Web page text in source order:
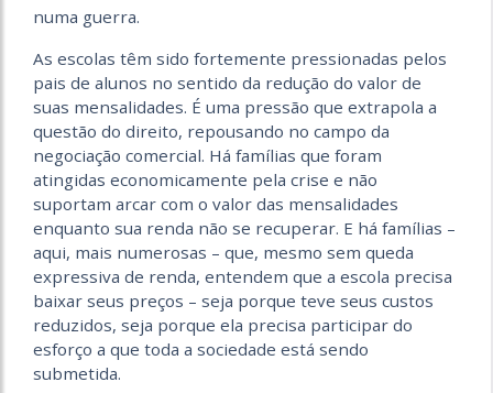
numa guerra.
​As escolas têm sido fortemente pressionadas pelos
pais de alunos no sentido da redução do valor de
suas mensalidades. É uma pressão que extrapola a
questão do direito, repousando no campo da
negociação comercial. Há famílias que foram
atingidas economicamente pela crise e não
suportam arcar com o valor das mensalidades
enquanto sua renda não se recuperar. E há famílias –
aqui, mais numerosas – que, mesmo sem queda
expressiva de renda, entendem que a escola precisa
baixar seus preços – seja porque teve seus custos
reduzidos, seja porque ela precisa participar do
esforço a que toda a sociedade está sendo
submetida.